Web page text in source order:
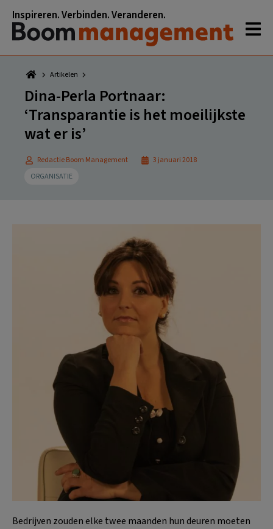
naar
hoofdnavigatie
naar
hoofd
inhoud
naar
eerste
sidebar
naar
voettekst
Inspireren. Verbinden. Veranderen.
Artikelen
Dina-Perla Portnaar:
‘Transparantie is het moeilijkste
wat er is’
Redactie Boom Management
3 januari 2018
ORGANISATIE
Bedrijven zouden elke twee maanden hun deuren moeten